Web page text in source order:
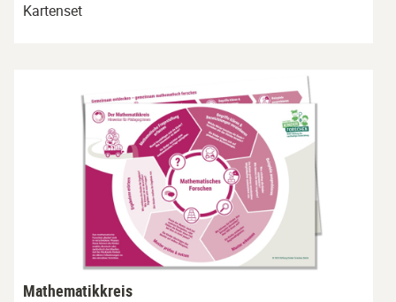
Kartenset
Mathematikkreis